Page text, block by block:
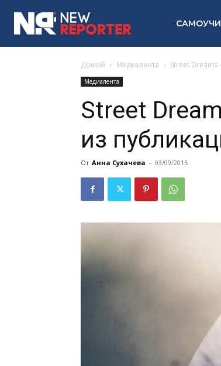
Домой Медиалента Street Dreams
Медиалента
Street
из
От Анна Сухачева - 03/09/2015